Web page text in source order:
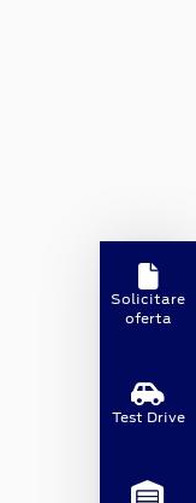
Solicitare
oferta
Test Drive